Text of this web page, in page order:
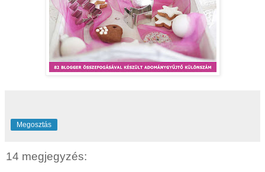
Megosztás
14 megjegyzés: